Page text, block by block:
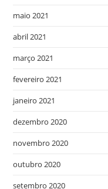
maio 2021
abril 2021
março 2021
fevereiro 2021
janeiro 2021
dezembro 2020
novembro 2020
outubro 2020
setembro 2020